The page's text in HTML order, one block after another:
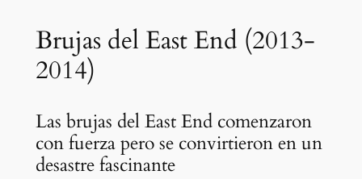
Brujas del East End (2013-
2014)
Las brujas del East End comenzaron
con fuerza pero se convirtieron en un
desastre fascinante